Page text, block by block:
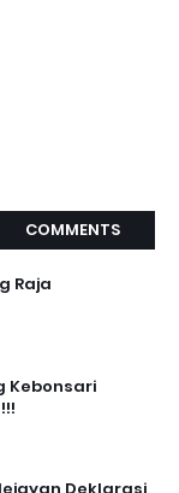
COMMENTS
Raja
Kebonsari